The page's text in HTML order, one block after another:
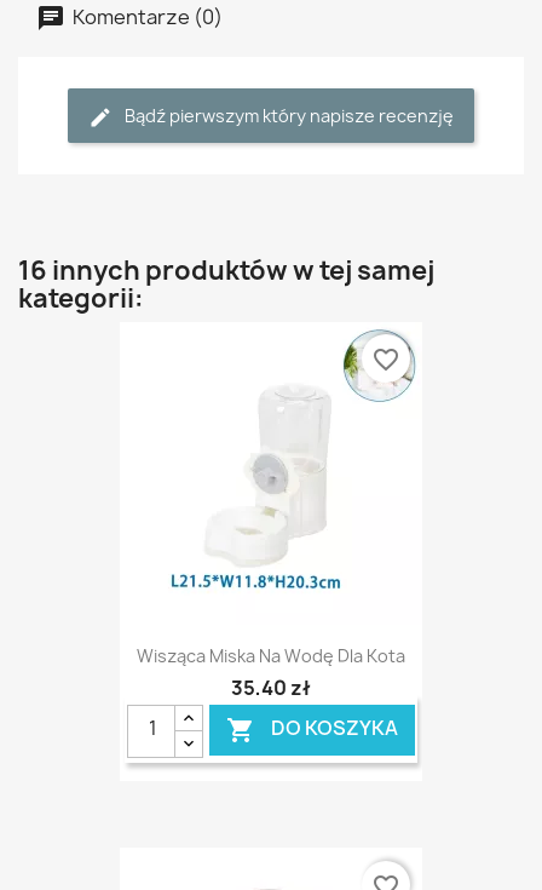
Komentarze (0)
Bądź pierwszym który napisze recenzję
16 innych produktów w tej samej
kategorii:
Wisząca Miska Na Wodę Dla Kota
35,40 zł
 DO KOSZYKA
favorite_border